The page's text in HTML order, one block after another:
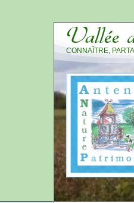
Vallée
CONNAÎTRE,